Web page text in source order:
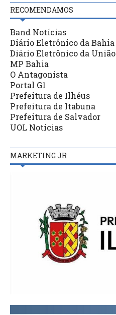
RECOMENDAMOS
Band Notícias
Diário Eletrônico da Bahia
Diário Eletrônico da União
MP Bahia
O Antagonista
Portal G1
Prefeitura de Ilhéus
Prefeitura de Itabuna
Prefeitura de Salvador
UOL Notícias
MARKETING JR